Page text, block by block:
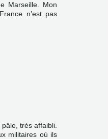
Marseille. Mon
n’est pas
très affaibli.
militaires où ils